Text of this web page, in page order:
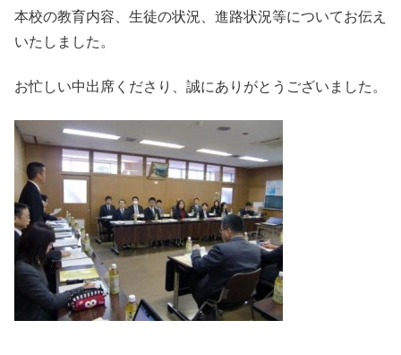
本校の教育内容、生徒の状況、進路状況等についてお伝え
いたしました。
お忙しい中出席くださり、誠にありがとうございました。